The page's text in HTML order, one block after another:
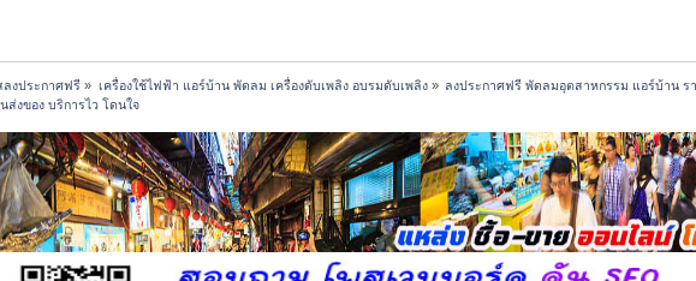
งประกาศฟรี » เครื่องใช้ไฟฟ้า แอร์บ้าน พัดลม เครื่องดับเพลิง อบรมดับเพลิง» ลงประกาศฟรี พัดลมอุตสาหกรรม แอร์บ้าน ร
งของ บริการไว โดนใจ